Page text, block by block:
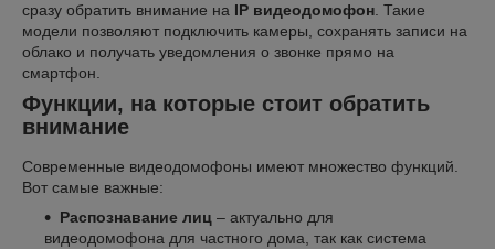
сразу обратить внимание на IP видеодомофон. Такие
модели позволяют подключить камеры, сохранять записи на
облако и получать уведомления о звонке прямо на
смартфон.
Функции, на которые стоит обратить
внимание
Современные видеодомофоны имеют множество функций.
Вот самые важные:
Распознавание лиц – актуально для
видеодомофона для частного дома, так как система